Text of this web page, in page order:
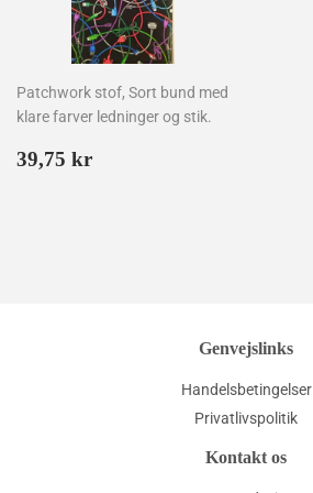
Patchwork stof, Sort bund med
klare farver ledninger og stik.
Normalpris
39,75 kr
Genvejslinks
Handelsbetingelser
Privatlivspolitik
Kontakt os